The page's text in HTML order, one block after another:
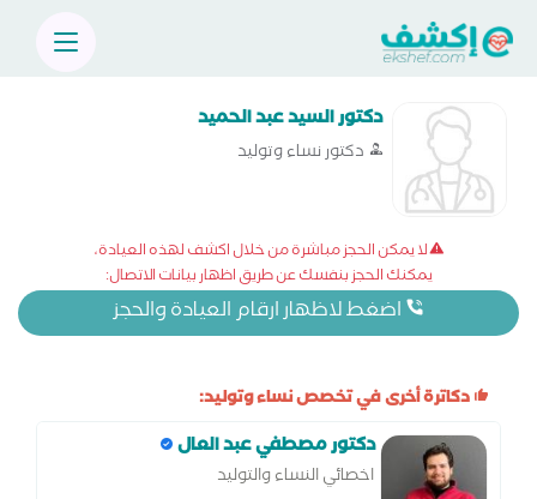
دكتور السيد عبد الحميد
دكتور نساء وتوليد
لا يمكن الحجز مباشرة من خلال اكشف لهذه العيادة،
يمكنك الحجز بنفسك عن طريق اظهار بيانات الاتصال:
اضغط لاظهار ارقام العيادة والحجز
دكاترة أخرى في تخصص نساء وتوليد:
دكتور مصطفي عبد العال
اخصائي النساء والتوليد